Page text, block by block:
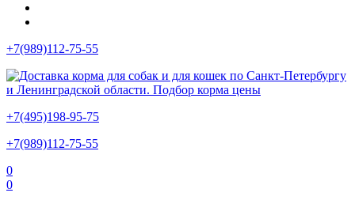
+7(989)112-75-55
+7(495)198-95-75
+7(989)112-75-55
0
0